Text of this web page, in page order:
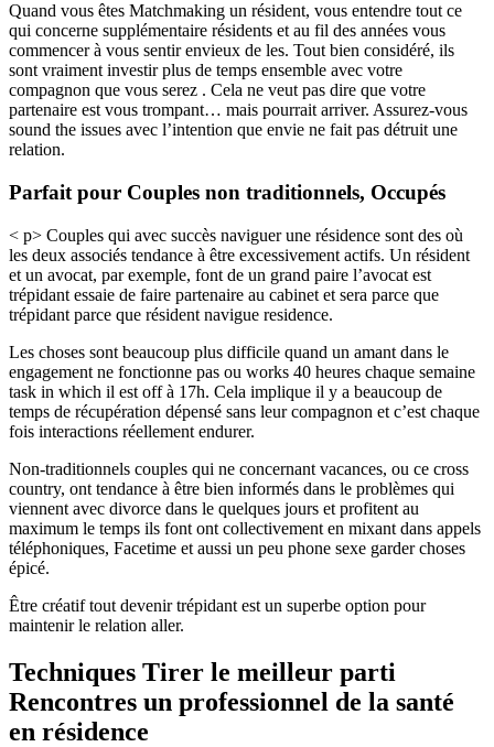
Quand vous êtes Matchmaking un résident, vous entendre tout ce
qui concerne supplémentaire résidents et au fil des années vous
commencer à vous sentir envieux de les. Tout bien considéré, ils
sont vraiment investir plus de temps ensemble avec votre
compagnon que vous serez . Cela ne veut pas dire que votre
partenaire est vous trompant… mais pourrait arriver. Assurez-vous
sound the issues avec l’intention que envie ne fait pas détruit une
relation.
Parfait pour Couples non traditionnels, Occupés
< p> Couples qui avec succès naviguer une résidence sont des où
les deux associés tendance à être excessivement actifs. Un résident
et un avocat, par exemple, font de un grand paire l’avocat est
trépidant essaie de faire partenaire au cabinet et sera parce que
trépidant parce que résident navigue residence.
Les choses sont beaucoup plus difficile quand un amant dans le
engagement ne fonctionne pas ou works 40 heures chaque semaine
task in which il est off à 17h. Cela implique il y a beaucoup de
temps de récupération dépensé sans leur compagnon et c’est chaque
fois interactions réellement endurer.
Non-traditionnels couples qui ne concernant vacances, ou ce cross
country, ont tendance à être bien informés dans le problèmes qui
viennent avec divorce dans le quelques jours et profitent au
maximum le temps ils font ont collectivement en mixant dans appels
téléphoniques, Facetime et aussi un peu phone sexe garder choses
épicé.
Être créatif tout devenir trépidant est un superbe option pour
maintenir le relation aller.
Techniques Tirer le meilleur parti
Rencontres un professionnel de la santé
en résidence